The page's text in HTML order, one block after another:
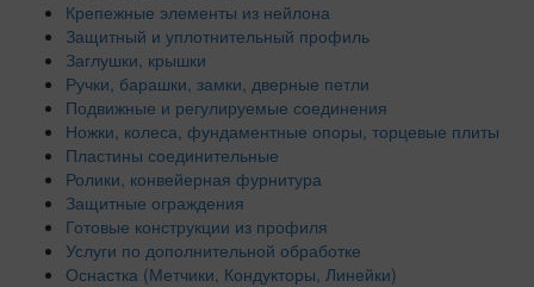
Крепежные элементы из нейлона
Защитный и уплотнительный профиль
Заглушки, крышки
Ручки, барашки, замки, дверные петли
Подвижные и регулируемые соединения
Ножки, колеса, фундаментные опоры, торцевые плиты
Пластины соединительные
Ролики, конвейерная фурнитура
Защитные ограждения
Готовые конструкции из профиля
Услуги по дополнительной обработке
Оснастка (Метчики, Кондукторы, Линейки)